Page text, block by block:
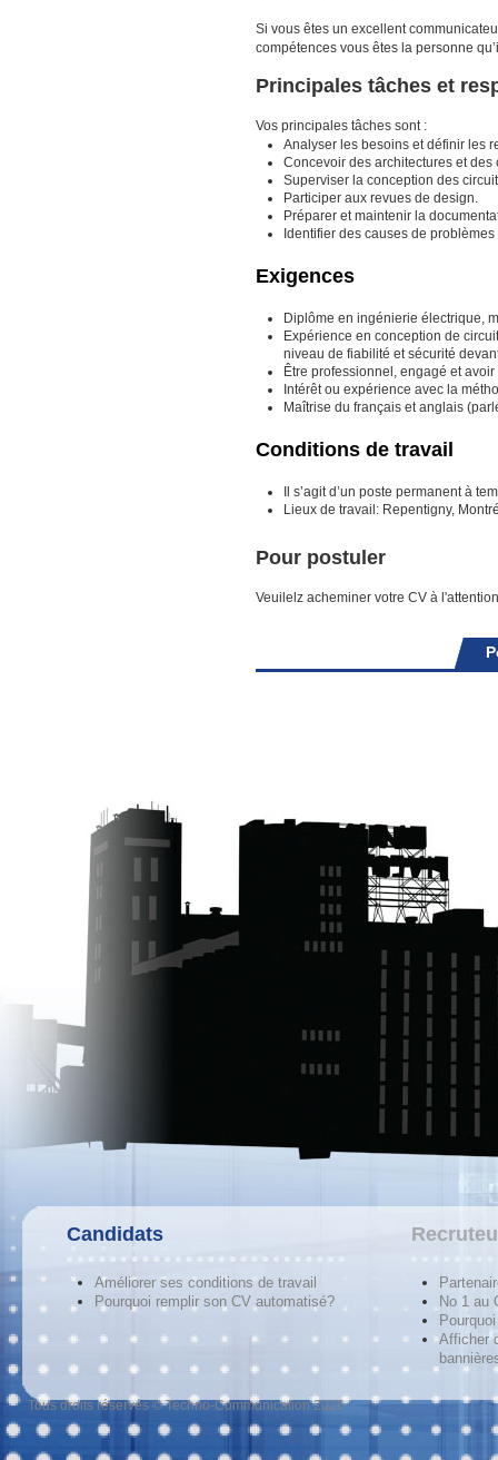
Si vous êtes un excellent
compétences vous êtes la personne
Principales tâches et
Vos principales tâches sont :
Analyser les besoins et définir les
Concevoir des architectures et
Superviser la conception des
Participer aux revues de design.
Préparer et maintenir la
Identifier des causes de
Exigences
Diplôme en ingénierie électrique,
Expérience en conception de
niveau de fiabilité et sécurité
Être professionnel, engagé et
Intérêt ou expérience avec la
Maîtrise du français et anglais
Conditions de travail
Il s’agit d’un poste permanent à
Lieux de travail: Repentigny,
Pour postuler
Veuilelz acheminer votre CV à
Candidats
Améliorer ses conditions de travail
Pourquoi remplir son CV automatisé?
No 1 au
Afficher
Tous droits réservés © Techno-Communication 2026